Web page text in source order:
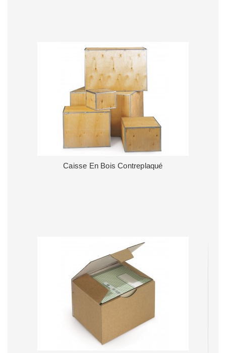
Caisse En Bois Contreplaqué